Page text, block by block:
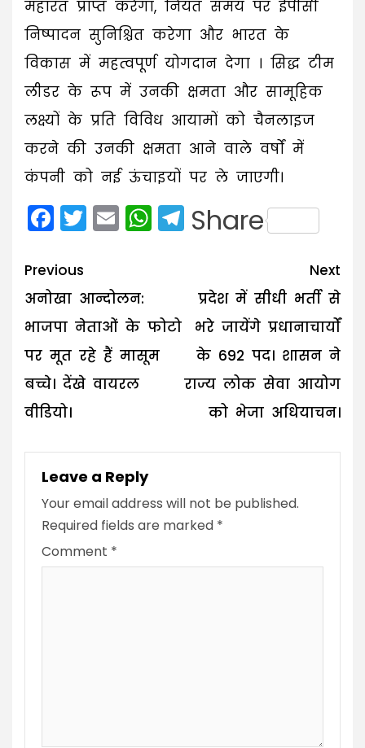
महारत प्राप्त करेगा, नियत समय पर ईपीसी
निष्पादन सुनिश्चित करेगा और भारत के
विकास में महत्वपूर्ण योगदान देगा । सिद्ध टीम
लीडर के रूप में उनकी क्षमता और सामूहिक
लक्ष्यों के प्रति विविध आयामों को चैनलाइज
करने की उनकी क्षमता आने वाले वर्षों में
कंपनी को नई ऊंचाइयों पर ले जाएगी।
Facebook
Twitter
EmailWhatsApp
Telegram
Share
Post
navigation
Previous
अनोखा आन्दोलन:
भाजपा नेताओं के फोटो
पर मूत रहे हैं मासूम
बच्चे। देंखे वायरल
वीडियो।
Next
प्रदेश में सीधी भर्ती से
भरे जायेंगे प्रधानाचार्यों
के 692 पद। शासन ने
राज्य लोक सेवा आयोग
को भेजा अधियाचन।
Leave a Reply
Your email address will not be published.
Required fields are marked *
Comment *